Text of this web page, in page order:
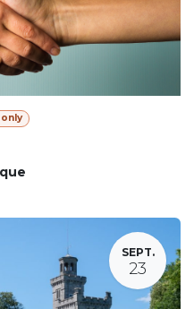
SEPT.
23